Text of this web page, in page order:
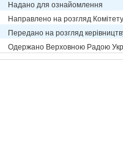
Надано для ознайомлення
Направлено на розгляд Комітету
Передано на розгляд
Одержано Верховною Радою